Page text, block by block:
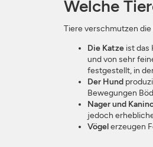
Welche
Tiere verschmutzen
Die Katzeist das
und von sehr
festgestellt, in
Der Hund
Bewegungen
Nager und
jedoch
Vögelerzeugen